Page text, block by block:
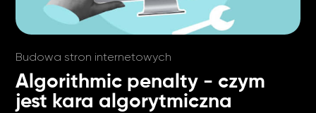
Budowa stron internetowych
Algorithmic penalty - czym
jest kara algorytmiczna